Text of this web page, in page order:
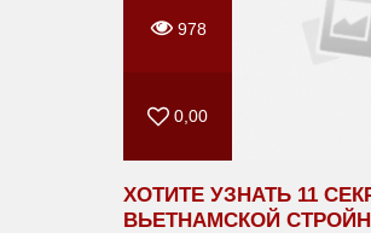
978
0,00
ХОТИТЕ УЗНАТЬ 11
ВЬЕТНАМСКОЙ